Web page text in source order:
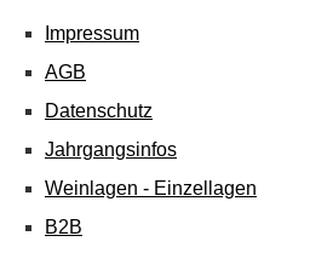
Impressum
AGB
Datenschutz
Jahrgangsinfos
Weinlagen - Einzellagen
B2B